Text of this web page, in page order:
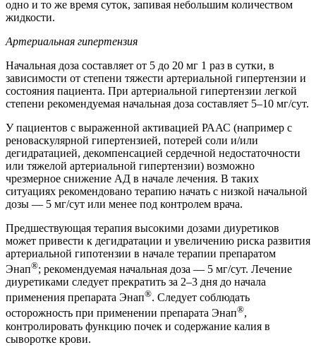
одно и то же время суток, запивая небольшим количеством
жидкости.
Артериальная гипертензия
Начальная доза составляет от 5 до 20 мг 1 раз в сутки, в
зависимости от степени тяжести артериальной гипертензии и
состояния пациента. При артериальной гипертензии легкой
степени рекомендуемая начальная доза составляет 5–10 мг/сут.
У пациентов с выраженной активацией РААС (например с
реноваскулярной гипертензией, потерей соли и/или
дегидратацией, декомпенсацией сердечной недостаточности
или тяжелой артериальной гипертензии) возможно
чрезмерное снижение АД в начале лечения. В таких
ситуациях рекомендовано терапию начать с низкой начальной
дозы — 5 мг/сут или менее под контролем врача.
Предшествующая терапия высокими дозами диуретиков
может привести к дегидратации и увеличению риска развития
артериальной гипотензии в начале терапии препаратом
Энап®; рекомендуемая начальная доза — 5 мг/сут. Лечение
диуретиками следует прекратить за 2–3 дня до начала
применения препарата Энап®. Следует соблюдать
осторожность при применении препарата Энап®,
контролировать функцию почек и содержание калия в
сыворотке крови.